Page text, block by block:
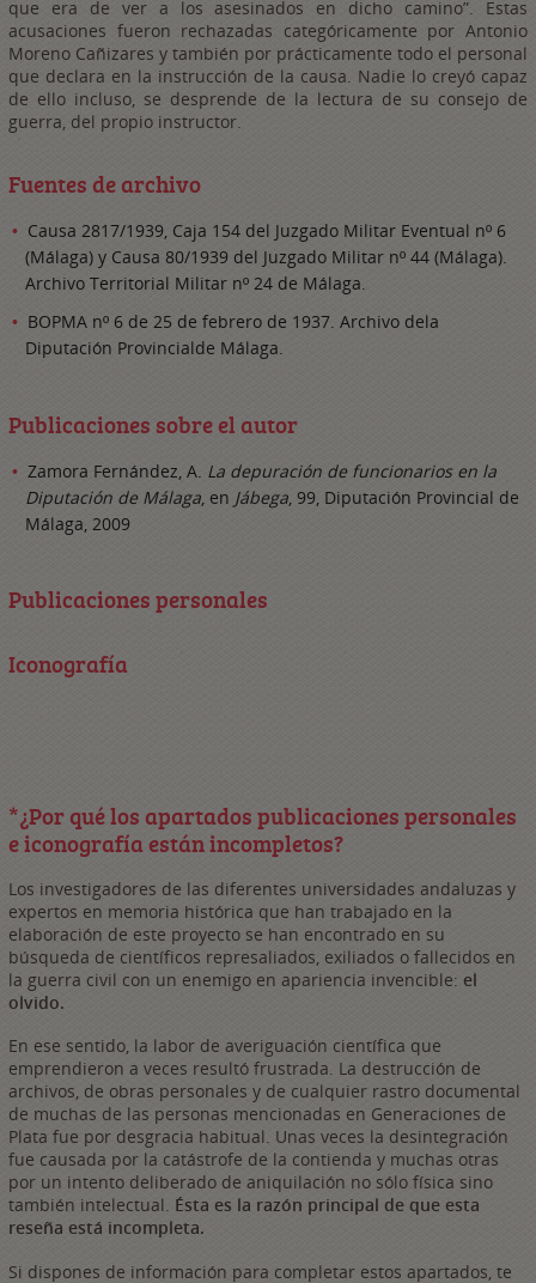
que era de ver a los asesinados en dicho camino”. Estas
acusaciones fueron rechazadas categóricamente por Antonio
Moreno Cañizares y también por prácticamente todo el personal
que declara en la instrucción de la causa. Nadie lo creyó capaz
de ello incluso, se desprende de la lectura de su consejo de
guerra, del propio instructor.
Fuentes de archivo
Causa 2817/1939, Caja 154 del Juzgado Militar Eventual nº 6
(Málaga) y Causa 80/1939 del Juzgado Militar nº 44 (Málaga).
Archivo Territorial Militar nº 24 de Málaga.
BOPMA nº 6 de 25 de febrero de 1937. Archivo dela
Diputación Provincialde Málaga.
Publicaciones sobre el autor
Zamora Fernández, A. La depuración de funcionarios en la
Diputación de Málaga, en Jábega, 99, Diputación Provincial de
Málaga, 2009
Publicaciones personales
Iconografía
*¿Por qué los apartados publicaciones personales
e iconografía están incompletos?
Los investigadores de las diferentes universidades andaluzas y
expertos en memoria histórica que han trabajado en la
elaboración de este proyecto se han encontrado en su
búsqueda de científicos represaliados, exiliados o fallecidos en
la guerra civil con un enemigo en apariencia invencible: el
olvido.
En ese sentido, la labor de averiguación científica que
emprendieron a veces resultó frustrada. La destrucción de
archivos, de obras personales y de cualquier rastro documental
de muchas de las personas mencionadas en Generaciones de
Plata fue por desgracia habitual. Unas veces la desintegración
fue causada por la catástrofe de la contienda y muchas otras
por un intento deliberado de aniquilación no sólo física sino
también intelectual. Ésta es la razón principal de que esta
reseña está incompleta.
Si dispones de información para completar estos apartados, te